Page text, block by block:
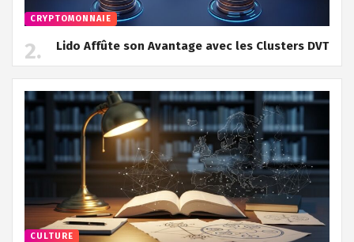
CRYPTOMONNAIE
Lido Affûte son Avantage avec les Clusters DVT
CULTURE